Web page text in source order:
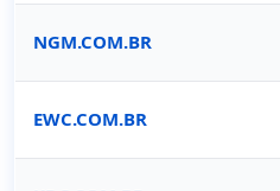
NGM.COM.BR
EWC.COM.BR